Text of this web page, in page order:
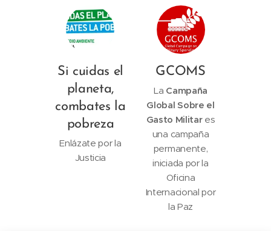
Si cuidas el
planeta,
combates la
pobreza
Enlázate por la
Justicia
GCOMS
La Campaña
Global Sobre el
Gasto Militar es
una campaña
permanente,
iniciada por la
Oficina
Internacional por
la Paz